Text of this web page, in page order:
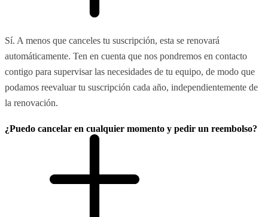
Sí. A menos que canceles tu suscripción, esta se renovará
automáticamente. Ten en cuenta que nos pondremos en contacto
contigo para supervisar las necesidades de tu equipo, de modo que
podamos reevaluar tu suscripción cada año, independientemente de
la renovación.
¿Puedo cancelar en cualquier momento y pedir un reembolso?